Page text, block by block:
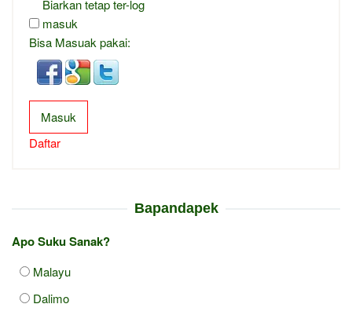
Biarkan tetap ter-log
masuk
Bisa Masuak pakai:
Masuk
Daftar
Bapandapek
Apo Suku Sanak?
Malayu
Dalimo